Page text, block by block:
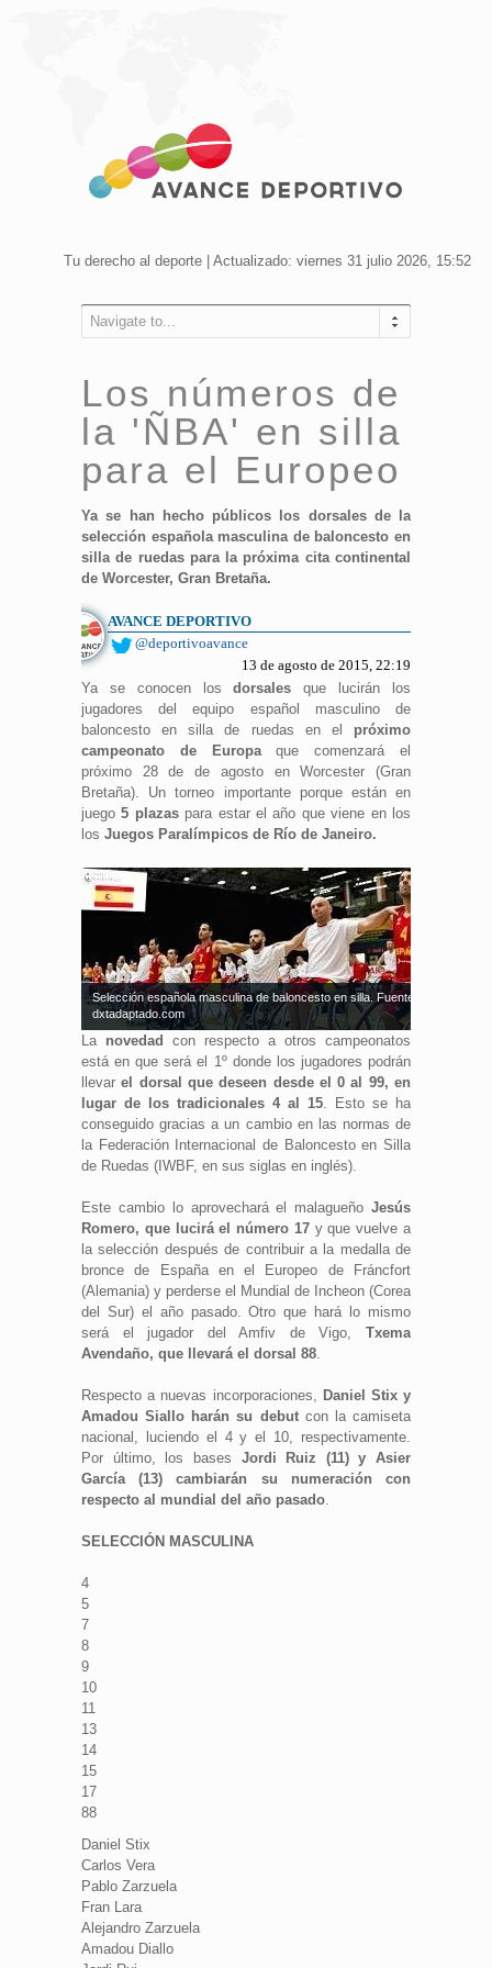
Tu derecho al deporte | Actualizado: viernes 31 julio 2026, 15:52
Navigate to...
Los números de
la 'ÑBA' en silla
para el Europeo
Ya se han hecho públicos los dorsales de la
selección española masculina de baloncesto en
silla de ruedas para la próxima cita continental
de Worcester, Gran Bretaña.
AVANCE DEPORTIVO
@deportivoavance
13 de agosto de 2015, 22:19
Ya se conocen losdorsales que lucirán los
jugadores del equipo español masculino de
baloncesto en silla de ruedas en el próximo
campeonato de Europaque comenzará el
próximo 28 de de agosto en Worcester (Gran
Bretaña). Un torneo importante porque están en
juego5 plazaspara estar el año que viene en los
los Juegos Paralímpicos de Río de Janeiro.
Selección española masculina de baloncesto en silla. Fuente:
dxtadaptado.com
La novedad
con respecto a otros campeonatos
está en que será el 1º donde los jugadores podrán
llevarel dorsal que deseen desde el 0 al 99, en
lugar de los tradicionales 4 al 15. Esto se ha
conseguido gracias a un cambio en las normas de
la Federación Internacional de Baloncesto en Silla
de Ruedas (IWBF, en sus siglas en inglés).
Este cambio lo aprovechará el malagueño Jesús
Romero, que lucirá el número 17y que vuelve a
la selección después de contribuir a la medalla de
bronce de España en el Europeo de Fráncfort
(Alemania) y perderse el Mundial de Incheon (Corea
del Sur) el año pasado. Otro que hará lo mismo
será el jugador del Amfiv de Vigo, Txema
Avendaño, que llevará el dorsal 88.
Respecto a nuevas incorporaciones, Daniel Stix y
Amadou Siallo harán su debutcon la camiseta
nacional, luciendo el 4 y el 10, respectivamente.
Por último, los bases Jordi Ruiz (11) y Asier
García (13) cambiarán su numeración con
respecto al mundial del año pasado.
SELECCIÓN MASCULINA
4
5
7
8
9
10
11
13
14
15
17
88
Daniel Stix
Carlos Vera
Pablo Zarzuela
Fran Lara
Alejandro Zarzuela
Amadou Diallo